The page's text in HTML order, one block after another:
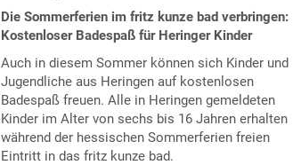
Die Sommerferien im fritz kunze bad verbringen:
Kostenloser Badespaß für Heringer Kinder
Auch in diesem Sommer können sich Kinder und
Jugendliche aus Heringen auf kostenlosen
Badespaß freuen. Alle in Heringen gemeldeten
Kinder im Alter von sechs bis 16 Jahren erhalten
während der hessischen Sommerferien freien
Eintritt in das fritz kunze bad.